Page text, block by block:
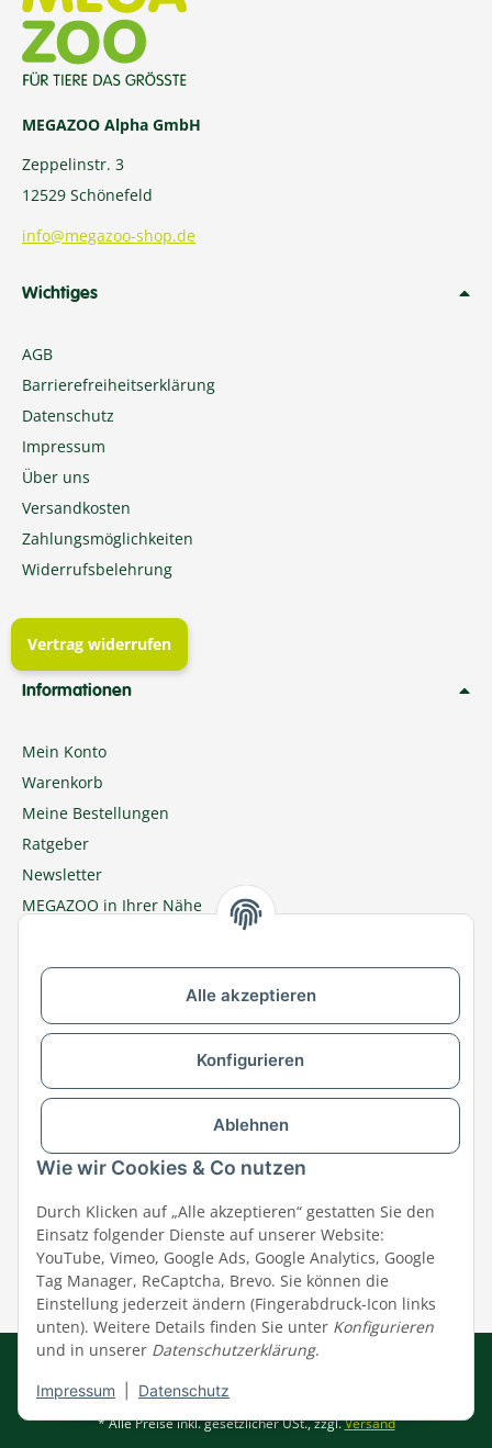
Alle akzeptieren
Konfigurieren
Ablehnen
Wie wir Cookies & Co nutzen
Durch Klicken auf „Alle akzeptieren“ gestatten Sie den
Einsatz folgender Dienste auf unserer Website:
YouTube, Vimeo, Google Ads, Google Analytics, Google
Tag Manager, ReCaptcha, Brevo. Sie können die
Einstellung jederzeit ändern (Fingerabdruck-Icon links
unten). Weitere Details finden Sie unter Konfigurieren
und in unserer Datenschutzerklärung.
Impressum Datenschutz
MEGAZOO Alpha GmbH
Zeppelinstr. 3
12529 Schönefeld
info@megazoo-shop.de
Wichtiges
AGB
Barrierefreiheitserklärung
Datenschutz
Impressum
Über uns
Versandkosten
Zahlungsmöglichkeiten
Widerrufsbelehrung
Vertrag widerrufen
Informationen
Mein Konto
Warenkorb
Meine Bestellungen
Ratgeber
Newsletter
MEGAZOO in Ihrer Nähe
Zu MEGAZOO-nord.de wechseln
Versandpartner & Zahlungsmöglichkeiten
Impressum|AGB|Datenschutz
© MEGAZOO Alpha GmbH
* Alle Preise inkl. gesetzlicher USt., zzgl.Versand